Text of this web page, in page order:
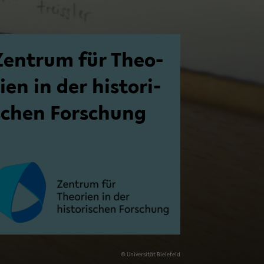
für Theo­
in der his­to­ri­
For­schung
© Uni­ver­si­tät Bie­le­feld